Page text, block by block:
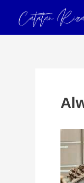
content
navigation